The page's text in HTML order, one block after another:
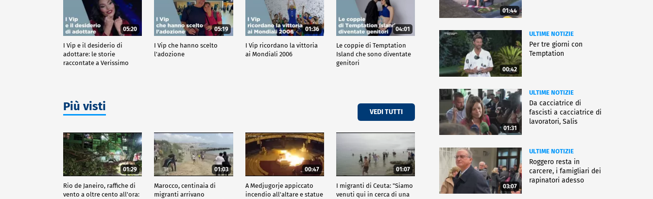
05:20
I Vip e il desiderio di
adottare: le storie
raccontate a Verissimo
05:19
I Vip che hanno scelto
l'adozione
01:36
I Vip ricordano la vittoria
ai Mondiali 2006
04:01
Le coppie di Temptation
Island che sono diventate
genitori
Più visti VEDI TUTTI
01:29
Rio de Janeiro, raffiche di
vento a oltre cento all'ora:
01:03
Marocco, centinaia di
migranti arrivano
00:47
A Medjugorje appiccato
incendio all'altare e statue
01:07
I migranti di Ceuta: "Siamo
venuti qui in cerca di una
01:44
00:42
ULTIME NOTIZIE
Per tre giorni con
Temptation
01:31
ULTIME NOTIZIE
Da cacciatrice di
fascisti a cacciatrice di
lavoratori, Salis
03:07
ULTIME NOTIZIE
Roggero resta in
carcere, i famigliari dei
rapinatori adesso